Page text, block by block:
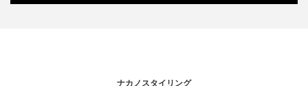
ナカノスタイリング